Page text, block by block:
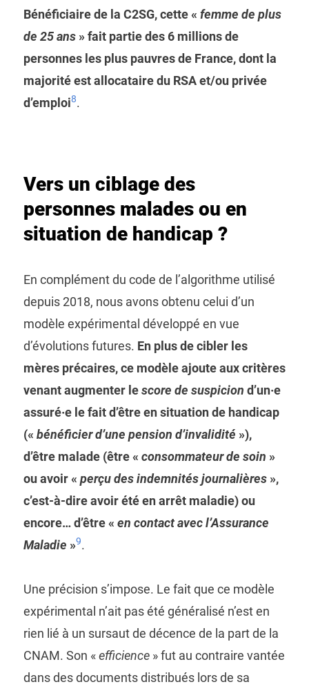
Bénéficiaire de la C2SG, cette « femme de plus
de 25 ans» fait partie des 6 millions de
personnes les plus pauvres de France, dont la
majorité est allocataire du RSA et/ou privée
d’emploi8.
Vers un ciblage des
personnes malades ou en
situation de handicap ?
En complément du code de l’algorithme utilisé
depuis 2018, nous avons obtenu celui d’un
modèle expérimental développé en vue
d’évolutions futures. En plus de cibler les
mères précaires, ce modèle ajoute aux critères
venant augmenter lescore de suspicion d’un·e
assuré·e le fait d’être en situation de handicap
(« bénéficier d’une pension d’invalidité »),
d’être malade (être « consommateur de soin »
ou avoir « perçu des indemnités journalières»,
c’est-à-dire avoir été en arrêt maladie) ou
encore… d’être « en contact avec l’Assurance
Maladie »9.
Une précision s’impose. Le fait que ce modèle
expérimental n’ait pas été généralisé n’est en
rien lié à un sursaut de décence de la part de la
CNAM. Son «efficience» fut au contraire vantée
dans des documents distribués lors de sa